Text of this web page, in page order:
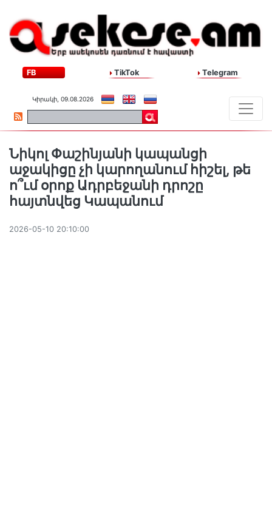
FB TikTok Telegram
Կիրակի, 09.08.2026
Նիկոլ Փաշինյանի կապանցի
աջակիցը չի կարողանում հիշել, թե
ո՞ւմ օրոք Ադրբեջանի դրոշը
հայտնվեց Կապանում
2026-05-10 20:10:00